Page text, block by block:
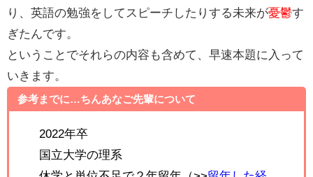
り、英語の勉強をしてスピーチしたりする未来が憂鬱す
ぎたんです。
ということでそれらの内容も含めて、早速本題に入って
いきます。
参考までに…ちんあなご先輩について
2022年卒
国立大学の理系